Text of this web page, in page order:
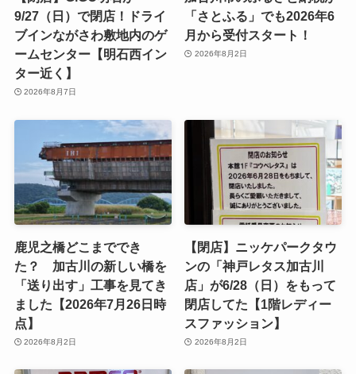
9/27（日）で閉店！ドライ
ブインながさわ敷地内のゲ
ームセンター【明石西イン
ター近く】
2026年8月7日
「さとふる」でも2026年6
月から受付スタート！
2026年8月2日
鹿児之橋どこまででき
た？ 加古川の新しい橋を
「送り出す」工事を見てき
ました【2026年7月26日時
点】
2026年8月2日
【閉店】ニッケパークタウ
ンの「神戸レタス加古川
店」が6/28（日）をもって
閉店してた【1階レディー
スファッション】
2026年8月2日